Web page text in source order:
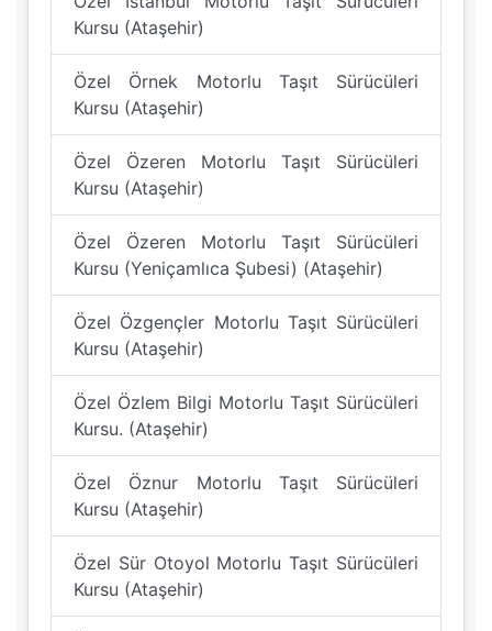
Kursu (Ataşehir)
Özel Örnek Motorlu Taşıt Sürücüleri
Kursu (Ataşehir)
Özel Özeren Motorlu Taşıt Sürücüleri
Kursu (Ataşehir)
Özel Özeren Motorlu Taşıt Sürücüleri
Kursu (Yeniçamlıca Şubesi) (Ataşehir)
Özel Özgençler Motorlu Taşıt Sürücüleri
Kursu (Ataşehir)
Özel Özlem Bilgi Motorlu Taşıt Sürücüleri
Kursu. (Ataşehir)
Özel Öznur Motorlu Taşıt Sürücüleri
Kursu (Ataşehir)
Özel Sür Otoyol Motorlu Taşıt Sürücüleri
Kursu (Ataşehir)